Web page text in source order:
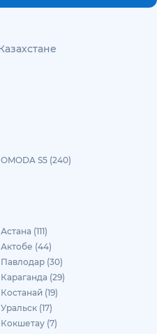
OMODA S5 (240)
Астана (111)
Актобе (44)
Павлодар (30)
Караганда (29)
Костанай (19)
Уральск (17)
Кокшетау (7)